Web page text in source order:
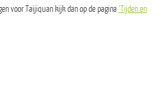
voor Taijiquan kijk dan op de pagina‘Tijden en